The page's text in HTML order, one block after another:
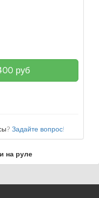
руб
Задайте вопрос!
на руле